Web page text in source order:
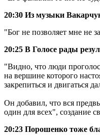
20:30 Из музыки
"Бог не позволяет мне не
20:25 В Голосе рады
"Видно, что люди
на вершине которого
закрепиться и двигаться
Он добавил, что вся
один для всех", создание
20:23 Порошенко тоже